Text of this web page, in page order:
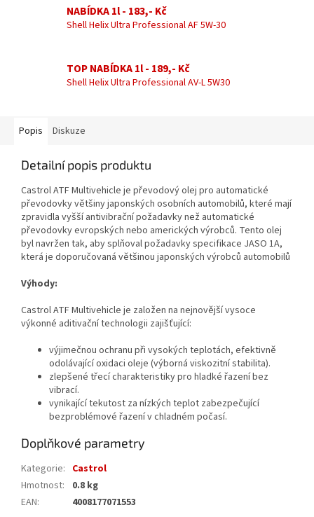
NABÍDKA 1l - 183,- Kč
Shell Helix Ultra Professional AF 5W-30
TOP NABÍDKA 1l - 189,- Kč
Shell Helix Ultra Professional AV-L 5W30
Popis Diskuze
Detailní popis produktu
Castrol ATF Multivehicle je převodový olej pro automatické
převodovky většiny japonských osobních automobilů, které mají
zpravidla vyšší antivibrační požadavky než automatické
převodovky evropských nebo amerických výrobců. Tento olej
byl navržen tak, aby splňoval požadavky specifikace JASO 1A,
která je doporučovaná většinou japonských výrobců automobilů
Výhody:
Castrol ATF Multivehicle je založen na nejnovější vysoce
výkonné aditivační technologii zajišťující:
výjimečnou ochranu při vysokých teplotách, efektivně
odolávající oxidaci oleje (výborná viskozitní stabilita).
zlepšené třecí charakteristiky pro hladké řazení bez
vibrací.
vynikající tekutost za nízkých teplot zabezpečující
bezproblémové řazení v chladném počasí.
Doplňkové parametry
Kategorie: Castrol
Hmotnost:
0.8 kg
EAN: 4008177071553